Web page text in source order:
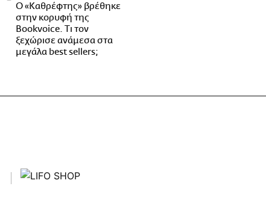
Ο «Καθρέφτης» βρέθηκε
στην κορυφή της
Bookvoice. Τι τον
ξεχώρισε ανάμεσα στα
μεγάλα best sellers;